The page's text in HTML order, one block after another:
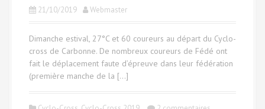
21/10/2019 Webmaster
Dimanche estival, 27°C et 60 coureurs au départ du Cyclo-
cross de Carbonne. De nombreux coureurs de Fédé ont
fait le déplacement faute d’épreuve dans leur fédération
(première manche de la […]